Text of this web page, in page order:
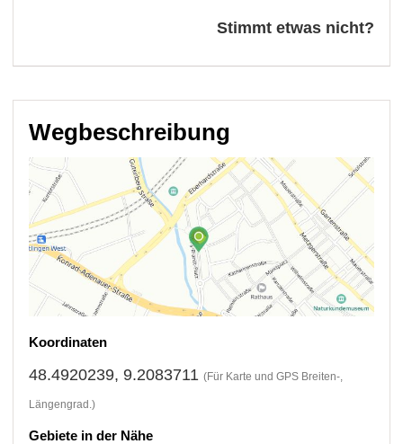
Stimmt etwas nicht?
Wegbeschreibung
Koordinaten
48.4920239, 9.2083711 (Für Karte und GPS Breiten-,
Längengrad.)
Gebiete in der Nähe